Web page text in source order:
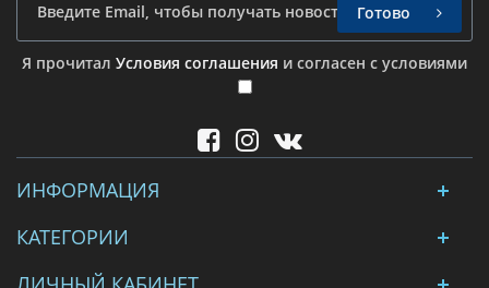
Я прочитал Условия соглашения и согласен с условиями
Готово
ИНФОРМАЦИЯ
КАТЕГОРИИ